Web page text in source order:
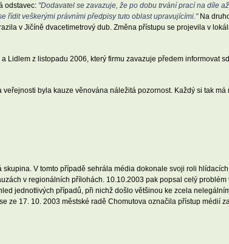
odstavec: "Dodavatel se zavazuje, že po dobu trvání prací na díle
řídit veškerými právními předpisy tuto oblast upravujícími."Na
v Jičíně dvacetimetrový dub. Změna přístupu se projevila v
Lidlem z listopadu 2006, který firmu zavazuje předem informovat
byla kauze věnována náležitá pozornost. Každý si tak má
V tomto případě sehrála média dokonale svoji roli
v regionálních přílohách. 10.10.2003 pak popsal celý problém
jednotlivých případů, při nichž došlo většinou ke zcela
ze 17. 10. 2003 městské radě Chomutova označila přístup médií